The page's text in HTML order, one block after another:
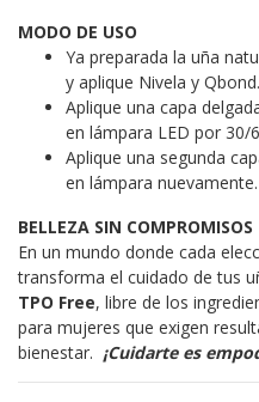
MODO DE USO
Ya preparada la uña
y aplique Nivela y Qbond.
Aplique una capa
en lámpara LED por 30/
Aplique una segunda
en lámpara nuevamente.
BELLEZA SIN COMPROMISOS
En un mundo donde cada
transforma el cuidado de tus
TPO Free, libre de los
para mujeres que exigen
bienestar. ¡Cuidarte es